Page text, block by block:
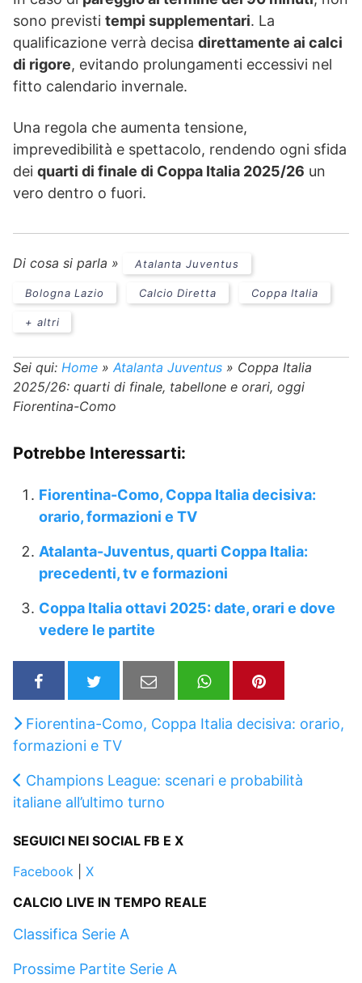
sono previsti tempi supplementari. La
qualificazione verrà decisa direttamente ai calci
di rigore, evitando prolungamenti eccessivi nel
fitto calendario invernale.
Una regola che aumenta tensione,
imprevedibilità e spettacolo, rendendo ogni sfida
dei quarti di finale di Coppa Italia 2025/26 un
vero dentro o fuori.
Di cosa si parla » Atalanta Juventus
Bologna Lazio Calcio Diretta Coppa Italia
+ altri
Sei qui: Home » Atalanta Juventus » Coppa Italia
2025/26: quarti di finale, tabellone e orari, oggi
Fiorentina-Como
Potrebbe Interessarti:
Fiorentina-Como, Coppa Italia decisiva:
orario, formazioni e TV
Atalanta-Juventus, quarti Coppa Italia:
precedenti, tv e formazioni
Coppa Italia ottavi 2025: date, orari e dove
vedere le partite
Fiorentina-Como, Coppa Italia decisiva: orario,
formazioni e TV
Champions League: scenari e probabilità
italiane all’ultimo turno
SEGUICI NEI SOCIAL FB E X
Facebook
X
CALCIO LIVE IN TEMPO REALE
Classifica Serie A
Prossime Partite Serie A